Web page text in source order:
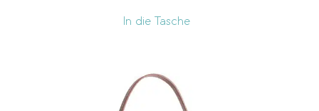
In die Tasche